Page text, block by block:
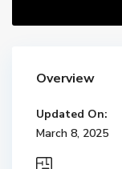
Overview
Updated On:
March 8, 2025